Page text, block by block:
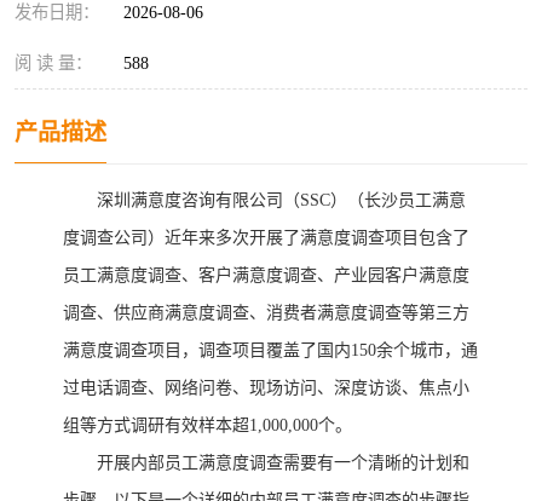
发布日期： 2026-08-06
阅 读 量： 588
产品描述
深圳满意度咨询有限公司（SSC） （长沙员工满意
度调查公司 ） 近年来多次开展了满意度调查项目包含了
员工满意度调查、客户满意度调查、产业园客户满意度
调查、供应商满意度调查、 消费者满意度调查等第三方
满意度调查项 目，调查项目覆盖了国内150余个城市，通
过电话调查、网络问卷、 现场访问 、深度访谈、焦点小
组等方式调研有效样本超1,000,000个。
开展内部员工满意度调查需要有一个清晰的计划和